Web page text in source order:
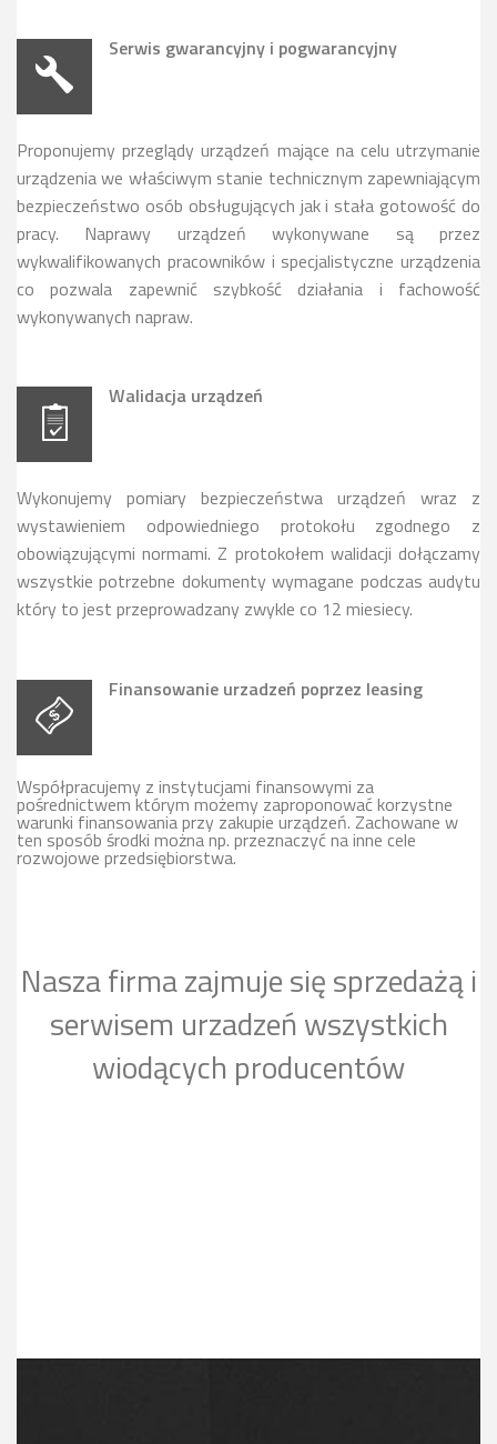
Serwis gwarancyjny i pogwarancyjny
Proponujemy przeglądy urządzeń mające na celu utrzymanie
urządzenia we właściwym stanie technicznym zapewniającym
bezpieczeństwo osób obsługujących jak i stała gotowość do
pracy. Naprawy urządzeń wykonywane są przez
wykwalifikowanych pracowników i specjalistyczne urządzenia
co pozwala zapewnić szybkość działania i fachowość
wykonywanych napraw.
Walidacja urządzeń
Wykonujemy pomiary bezpieczeństwa urządzeń wraz z
wystawieniem odpowiedniego protokołu zgodnego z
obowiązującymi normami. Z protokołem walidacji dołączamy
wszystkie potrzebne dokumenty wymagane podczas audytu
który to jest przeprowadzany zwykle co 12 miesiecy.
Finansowanie urzadzeń poprzez leasing
Współpracujemy z instytucjami finansowymi za
pośrednictwem którym możemy zaproponować korzystne
warunki finansowania przy zakupie urządzeń. Zachowane w
ten sposób środki można np. przeznaczyć na inne cele
rozwojowe przedsiębiorstwa.
Nasza firma zajmuje się sprzedażą i
serwisem urzadzeń wszystkich
wiodących producentów